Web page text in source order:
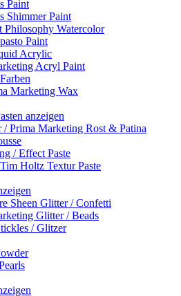
Paint
Shimmer Paint
Philosophy Watercolor
Paint
Acrylic
Acryl Paint
Marketing Wax
anzeigen
/ Prima Marketing Rost & Patina
/ Effect Paste
Holtz Textur Paste
Sheen Glitter / Confetti
Glitter / Beads
/ Glitzer